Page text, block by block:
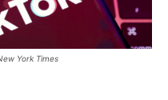
York Times